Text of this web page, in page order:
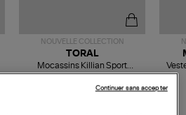
NOUVELLE COLLECTION
TORAL
Mocassins Killian Sport
Mousse
Continuer sans accepter